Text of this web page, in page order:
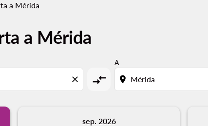
a Mérida
a Mérida
close compare_arrows
A
location_on
sep. 2026